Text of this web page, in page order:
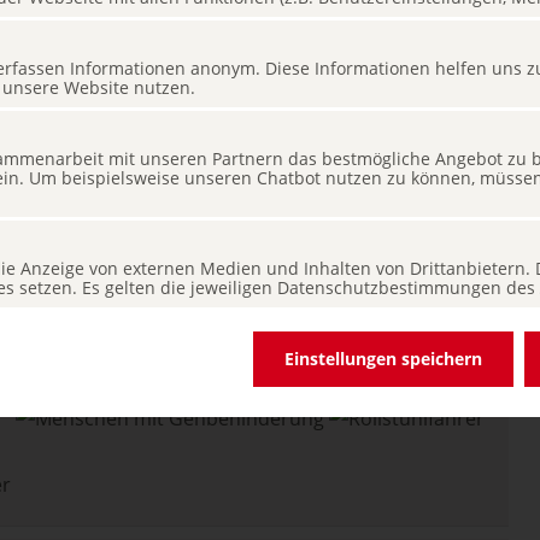
Informationen anonym. Diese Informationen helfen uns
Website nutzen.
mit unseren Partnern das bestmögliche Angebot zu
Um beispielsweise unseren Chatbot nutzen zu können,
Anzeige von externen Medien und Inhalten von Drittanbietern.
setzen. Es gelten die jeweiligen Datenschutzbestimmungen
Einstellungen speichern
sind in der näheren Umgebung möglich. Für
Sie bitte die Website
.
zur Barrierefreiheit